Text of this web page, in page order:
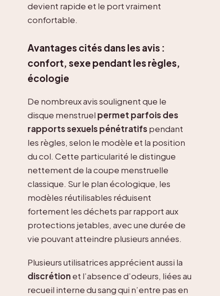
devient rapide et le port vraiment
confortable.
Avantages cités dans les avis :
confort, sexe pendant les règles,
écologie
De nombreux avis soulignent que le
disque menstruel permet parfois des
rapports sexuels pénétratifspendant
les règles, selon le modèle et la position
du col. Cette particularité le distingue
nettement de la coupe menstruelle
classique. Sur le plan écologique, les
modèles réutilisables réduisent
fortement les déchets par rapport aux
protections jetables, avec une durée de
vie pouvant atteindre plusieurs années.
Plusieurs utilisatrices apprécient aussi la
discrétionet l’absence d’odeurs, liées au
recueil interne du sang qui n’entre pas en